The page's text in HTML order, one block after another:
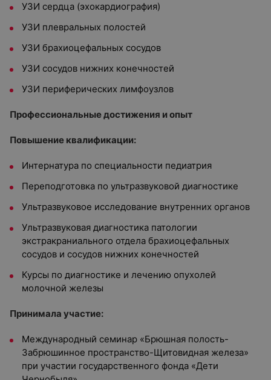
УЗИ сердца (эхокардиография)
УЗИ плевральных полостей
УЗИ брахиоцефальных сосудов
УЗИ сосудов нижних конечностей
УЗИ периферических лимфоузлов
Профессиональные достижения и опыт
Повышение квалификации:
Интернатура по специальности педиатрия
Переподготовка по ультразвуковой диагностике
Ультразвуковое исследование внутренних органов
Ультразвуковая диагностика патологии
экстракраниального отдела брахиоцефальных
сосудов и сосудов нижних конечностей
Курсы по диагностике и лечению опухолей
молочной железы
Принимала участие:
Международный семинар «Брюшная полость-
Забрюшинное пространство-Щитовидная железа»
при участии государственного фонда «Дети